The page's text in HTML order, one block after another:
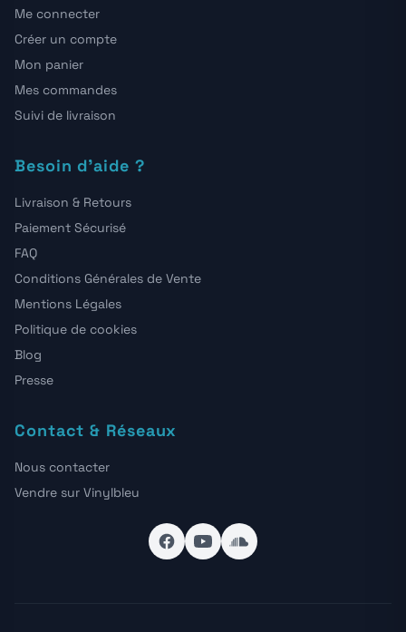
Me connecter
Créer un compte
Mon panier
Mes commandes
Suivi de livraison
Besoin d'aide ?
Livraison & Retours
Paiement Sécurisé
FAQ
Conditions Générales de Vente
Mentions Légales
Politique de cookies
Blog
Presse
Contact & Réseaux
Nous contacter
Vendre sur Vinylbleu